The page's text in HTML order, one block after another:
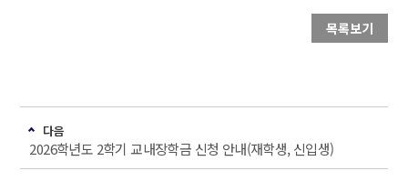
목록보기
다음
2026학년도 2학기 교내장학금 신청 안내(재학생, 신입생)